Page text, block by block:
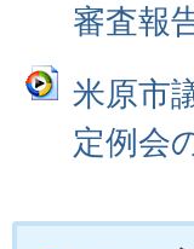
審査報
米原市
定例会